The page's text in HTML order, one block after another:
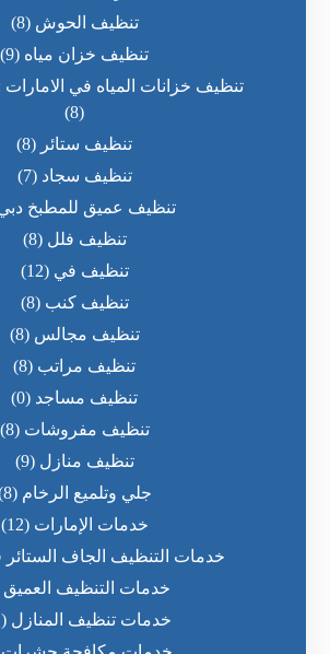
تنظيف الحوش (8)
تنظيف خزان مياه (9)
تنظيف خزانات المياه في الامارات :
(8)
تنظيف ستائر (8)
تنظيف سجاد (7)
تنظيف عميق للمطبخ
تنظيف فلل (8)
تنظيف في (12)
تنظيف كنب (8)
تنظيف مجالس (8)
تنظيف مراتب (8)
تنظيف مساجد (0)
تنظيف مفروشات (8)
تنظيف منازل (9)
جلي وتلميع الرخام (8)
خدمات الإمارات (12)
خدمات التنظيف الجاف
خدمات التنظيف العميق
خدمات تنظيف المنازل (31)